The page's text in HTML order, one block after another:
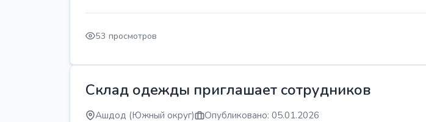
53 просмотров
Склад одежды приглашает сотрудников
Ашдод (Южный округ) Опубликовано: 05.01.2026